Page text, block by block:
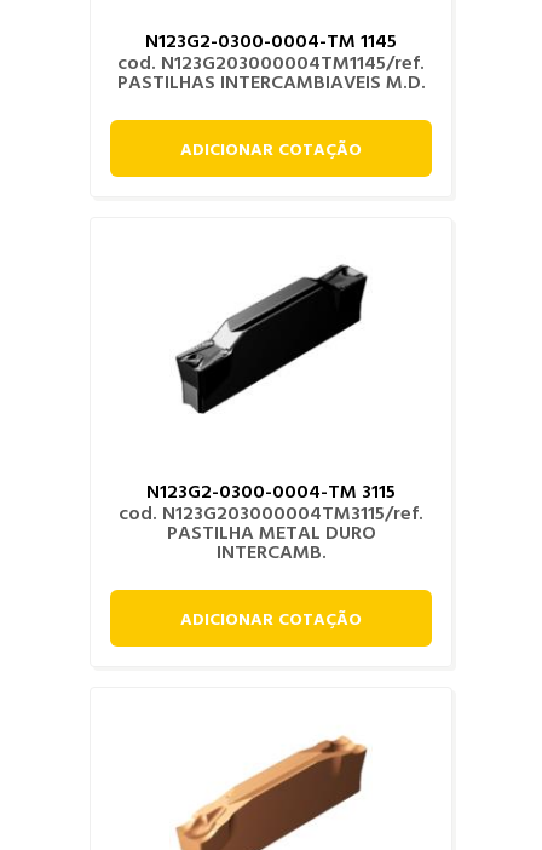
N123G2-0300-0004-TM 1145
cod. N123G203000004TM1145/ref.
PASTILHAS INTERCAMBIAVEIS M.D.
ADICIONAR COTAÇÃO
N123G2-0300-0004-TM 3115
cod. N123G203000004TM3115/ref.
PASTILHA METAL DURO
INTERCAMB.
ADICIONAR COTAÇÃO